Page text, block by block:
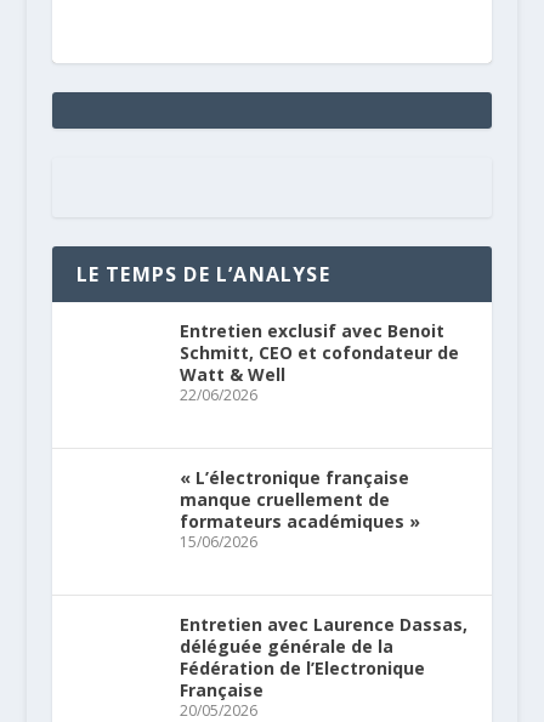
LE TEMPS DE L’ANALYSE
Entretien exclusif avec Benoit
Schmitt, CEO et cofondateur de
Watt & Well
22/06/2026
« L’électronique française
manque cruellement de
formateurs académiques »
15/06/2026
Entretien avec Laurence Dassas,
déléguée générale de la
Fédération de l’Electronique
Française
20/05/2026